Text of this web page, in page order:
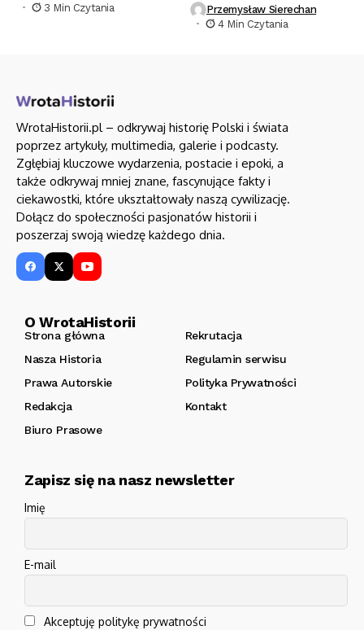
3 Min Czytania
Przemysław Sierechan
4 Min Czytania
WrotaHistorii.pl – odkrywaj historię Polski i świata
poprzez artykuły, multimedia, galerie i podcasty.
Zgłębiaj kluczowe wydarzenia, postacie i epoki, a
także odkrywaj mniej znane, fascynujące fakty i
ciekawostki, które ukształtowały naszą cywilizację.
Dołącz do społeczności pasjonatów historii i
poszerzaj swoją wiedzę każdego dnia.
O WrotaHistorii
Strona główna
Rekrutacja
Nasza Historia
Regulamin serwisu
Prawa Autorskie
Polityka Prywatności
Redakcja
Kontakt
Biuro Prasowe
Zapisz się na nasz newsletter
Imię
E-mail
Akceptuję politykę prywatności